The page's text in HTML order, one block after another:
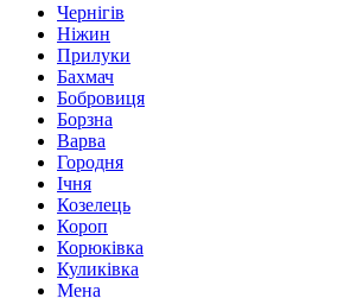
Чернігів
Ніжин
Прилуки
Бахмач
Бобровиця
Борзна
Варва
Городня
Ічня
Козелець
Короп
Корюківка
Куликівка
Мена